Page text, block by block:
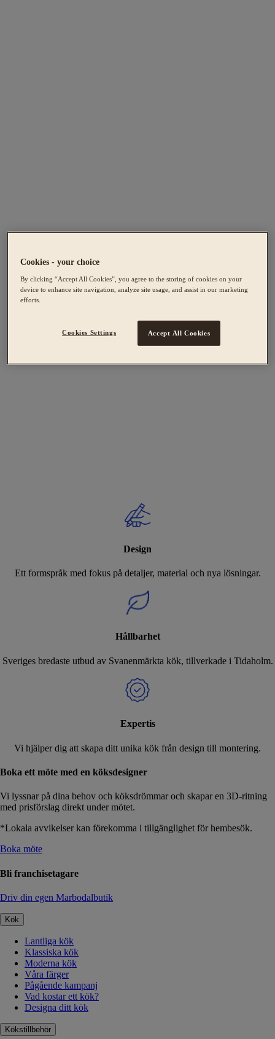
Design
Ett formspråk med fokus på detaljer, material och nya lösningar.
Hållbarhet
Sveriges bredaste utbud av Svanenmärkta kök, tillverkade i Tidaholm.
Expertis
Vi hjälper dig att skapa ditt unika kök från design till montering.
Boka ett möte med en köksdesigner
Vi lyssnar på dina behov och köksdrömmar och skapar en 3D-ritning
med prisförslag direkt under mötet.
*Lokala avvikelser kan förekomma i tillgänglighet för hembesök.
Boka möte
Bli franchisetagare
Driv din egen Marbodalbutik
Kök
Lantliga kök
Klassiska kök
Moderna kök
Våra färger
Pågående kampanj
Vad kostar ett kök?
Designa ditt kök
Kökstillbehör
Cookies - your choice
By clicking “Accept All Cookies”, you agree to the storing of cookies on your
device to enhance site navigation, analyze site usage, and assist in our marketing
efforts.
Cookies Settings Accept All Cookies